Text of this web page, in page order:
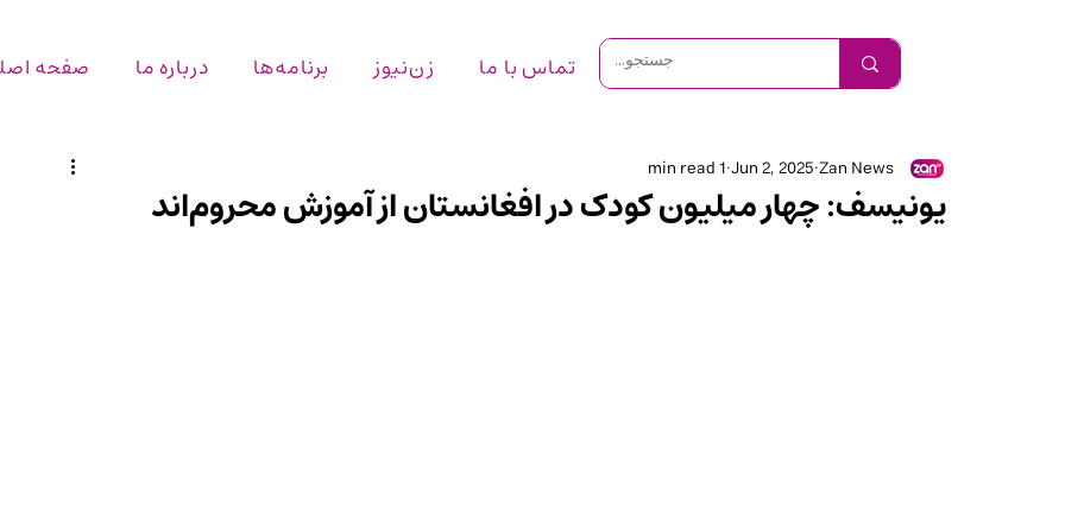
صفحه درباره ما برنامه‌ها زن‌نیوز تماس با ما
یونیسف: چهار میلیون کودک در افغانستان از آموزش محروم‌اند
Zan News
Jun 2, 2025
1 min read